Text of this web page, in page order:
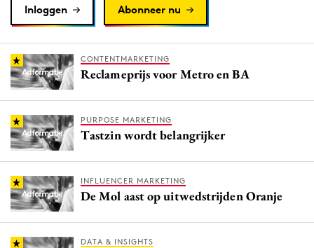
Inloggen Abonneer nu
CONTENTMARKETING
Reclameprijs voor Metro en BA
PURPOSE MARKETING
Tastzin wordt belangrijker
INFLUENCER MARKETING
De Mol aast op uitwedstrijden Oranje
DATA & INSIGHTS